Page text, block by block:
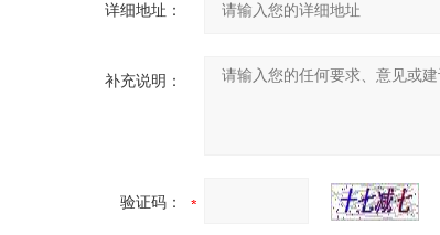
详细地址：
补充说明：
验证码：